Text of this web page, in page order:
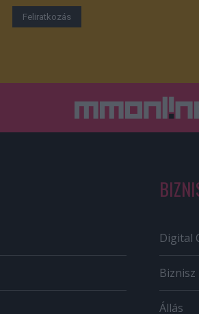
Digital
Biznisz
Állás